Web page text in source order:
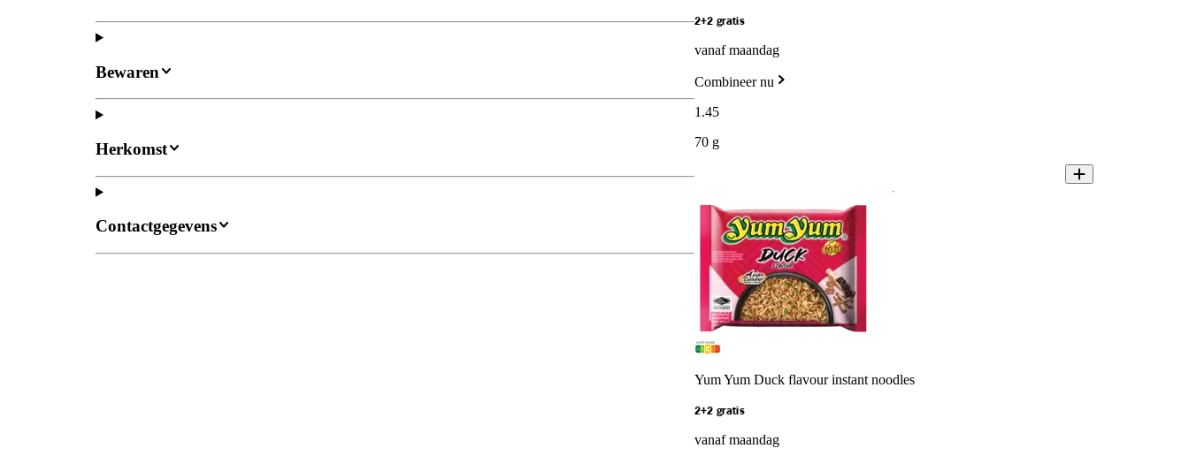
Bewaren
Herkomst
Contactgegevens
2+2 gratis
vanaf maandag
Combineer nu
1 .45
70 g
Yum Yum Duck flavour instant noodles
2+2 gratis
vanaf maandag